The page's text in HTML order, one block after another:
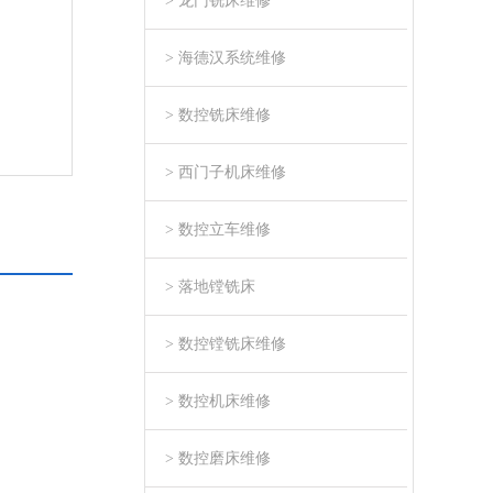
> 海德汉系统维修
> 数控铣床维修
> 西门子机床维修
> 数控立车维修
> 落地镗铣床
> 数控镗铣床维修
> 数控机床维修
> 数控磨床维修